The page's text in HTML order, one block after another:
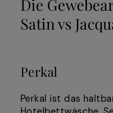
Die
Satin vs
Perkal
Perkal ist das